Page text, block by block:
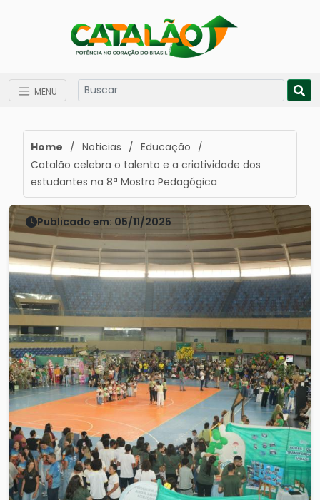
MENU
Home / Noticias / Educação /
Catalão celebra o talento e a criatividade dos
estudantes na 8ª Mostra Pedagógica
Publicado em: 05/11/2025